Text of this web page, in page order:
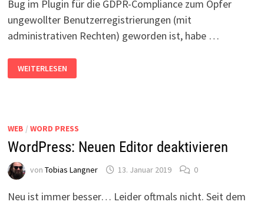
Bug im Plugin für die GDPR-Compliance zum Opfer
ungewollter Benutzerregistrierungen (mit
administrativen Rechten) geworden ist, habe …
ETWAS
SICHERER
WEITERLESEN
WEB / WORD PRESS
WordPress: Neuen Editor deaktivieren
von Tobias Langner 13. Januar 2019 0
Neu ist immer besser… Leider oftmals nicht. Seit dem